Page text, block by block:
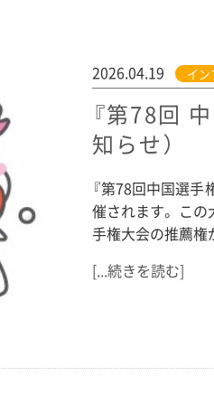
2026.04.19 イン
『第78回
知らせ）
『第78回中国選手
催されます。 こ
手権大会の推薦権
[...続きを読む]